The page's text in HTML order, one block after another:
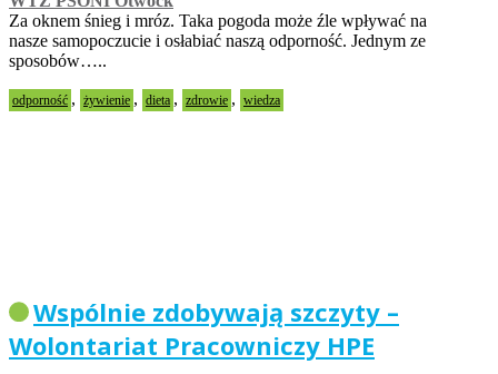
Za oknem śnieg i mróz. Taka pogoda może źle wpływać na
nasze samopoczucie i osłabiać naszą odporność. Jednym ze
sposobów…..
odporność , żywienie , dieta , zdrowie , wiedza
Wspólnie zdobywają szczyty –
Wolontariat Pracowniczy HPE